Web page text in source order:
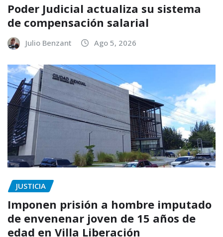
Poder Judicial actualiza su sistema
de compensación salarial
Julio Benzant Ago 5, 2026
JUSTICIA
Imponen prisión a hombre imputado
de envenenar joven de 15 años de
edad en Villa Liberación